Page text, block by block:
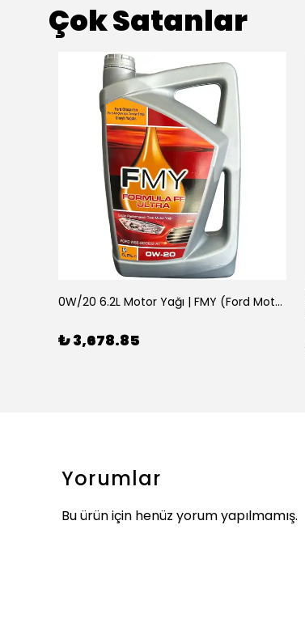
Çok Satanlar
0W/20 6.2L Motor Yağı | FMY (Ford Motor Yağları)
₺ 3,678.85
Yorumlar
Bu ürün için henüz yorum yapılmamış.